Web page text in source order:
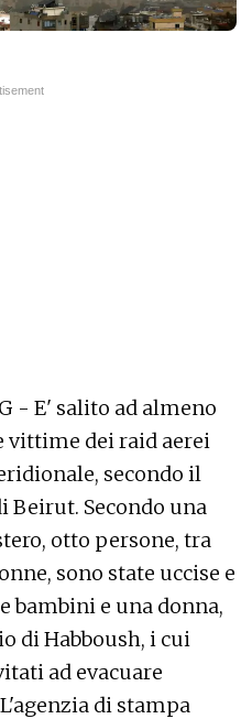
- E' salito ad almeno
vittime dei raid aerei
secondo il
Beirut. Secondo una
otto persone, tra
sono state uccise e
bambini e una donna,
di Habboush, i cui
ad evacuare
di stampa